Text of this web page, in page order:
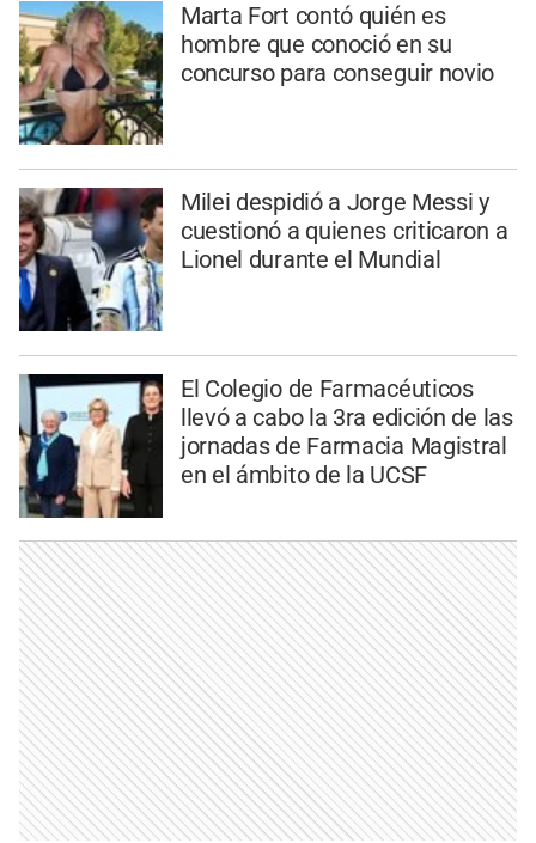
Marta Fort contó quién es
hombre que conoció en su
concurso para conseguir novio
Milei despidió a Jorge Messi y
cuestionó a quienes criticaron a
Lionel durante el Mundial
El Colegio de Farmacéuticos
llevó a cabo la 3ra edición de las
jornadas de Farmacia Magistral
en el ámbito de la UCSF